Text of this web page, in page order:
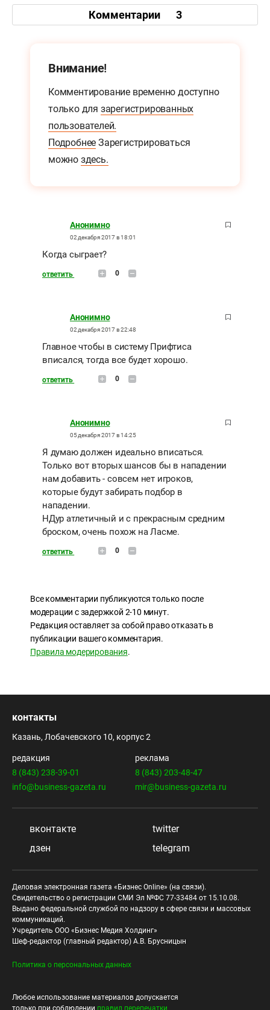
Комментарии 3
Внимание!
Комментирование временно доступно
только для зарегистрированных
пользователей.
Подробнее Зарегистрироваться
можно здесь.
Анонимно
02 декабря 2017 в 18:01
Когда сыграет?
ответить 0
Анонимно
02 декабря 2017 в 22:48
Главное чтобы в систему Прифтиса
вписался, тогда все будет хорошо.
ответить 0
Анонимно
05 декабря 2017 в 14:25
Я думаю должен идеально вписаться.
Только вот вторых шансов бы в нападении
нам добавить - совсем нет игроков,
которые будут забирать подбор в
нападении.
НДур атлетичный и с прекрасным средним
броском, очень похож на Ласме.
ответить 0
Все комментарии публикуются только после
модерации с задержкой 2-10 минут.
Редакция оставляет за собой право отказать в
публикации вашего комментария.
Правила модерирования.
контакты
Казань, Лобачевского 10, корпус 2
редакция
8 (843) 238-39-01
info@business-gazeta.ru
реклама
8 (843) 203-48-47
mir@business-gazeta.ru
вконтакте
twitter
дзен
telegram
Деловая электронная газета «Бизнес Online» (на связи).
Свидетельство о регистрации СМИ Эл №ФС 77-33484 от 15.10.08.
Выдано федеральной службой по надзору в сфере связи и массовых
коммуникаций.
Учредитель ООО «Бизнес Медия Холдинг»
Шеф-редактор (главный редактор) А.В. Брусницын
Политика о персональных данных
Любое использование материалов допускается